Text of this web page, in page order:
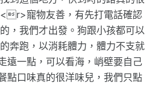
寵物友善，有先打電話確認
，我們才出發。狗跟小孩都可以
奔跑，以消耗體力，體力不支就
一點，可以看海，峭壁要自己
口味真的很洋味兒，我們只點